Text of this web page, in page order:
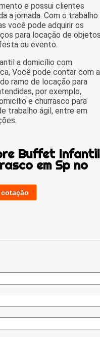
e possui clientes
a jornada. Com o trabalho
você pode adquirir os
para locação de
ou evento.
a domicílio com
Você pode contar com a
ramo de locação para
por exemplo,
e churrasco para
trabalho ágil, entre em
Buffet Infantil
em Sp no